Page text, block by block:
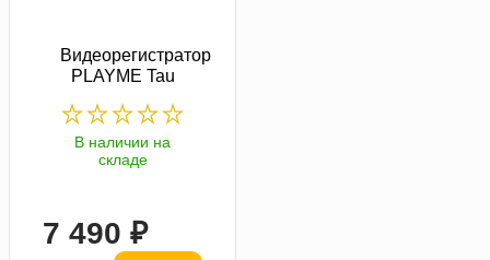
Видеорегистратор
PLAYME Tau
В наличии на
складе
7 490 ₽